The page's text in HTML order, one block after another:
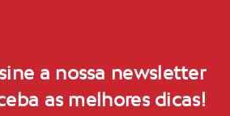
a nossa newsletter
as melhores dicas!